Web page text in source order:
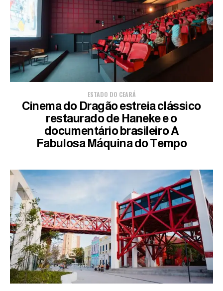
ESTADO DO CEARÁ
Cinema do Dragão estreia clássico
restaurado de Haneke e o
documentário brasileiro A
Fabulosa Máquina do Tempo